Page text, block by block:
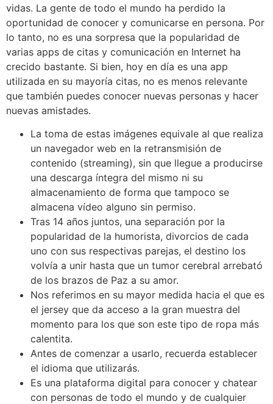
vidas. La gente de todo el mundo ha perdido la
oportunidad de conocer y comunicarse en persona. Por
lo tanto, no es una sorpresa que la popularidad de
varias apps de citas y comunicación en Internet ha
crecido bastante. Si bien, hoy en día es una app
utilizada en su mayoría citas, no es menos relevante
que también puedes conocer nuevas personas y hacer
nuevas amistades.
La toma de estas imágenes equivale al que realiza
un navegador web en la retransmisión de
contenido (streaming), sin que llegue a producirse
una descarga íntegra del mismo ni su
almacenamiento de forma que tampoco se
almacena vídeo alguno sin permiso.
Tras 14 años juntos, una separación por la
popularidad de la humorista, divorcios de cada
uno con sus respectivas parejas, el destino los
volvía a unir hasta que un tumor cerebral arrebató
de los brazos de Paz a su amor.
Nos referimos en su mayor medida hacia el que es
el jersey que da acceso a la gran muestra del
momento para los que son este tipo de ropa más
calentita.
Antes de comenzar a usarlo, recuerda establecer
el idioma que utilizarás.
Es una plataforma digital para conocer y chatear
con personas de todo el mundo y de cualquier